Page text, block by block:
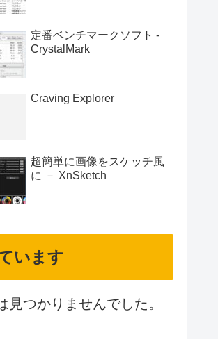
定番ベンチマークソフト -
CrystalMark
Craving Explorer
超簡単に画像をスケッチ風
に － XnSketch
います
見つかりませんでした。